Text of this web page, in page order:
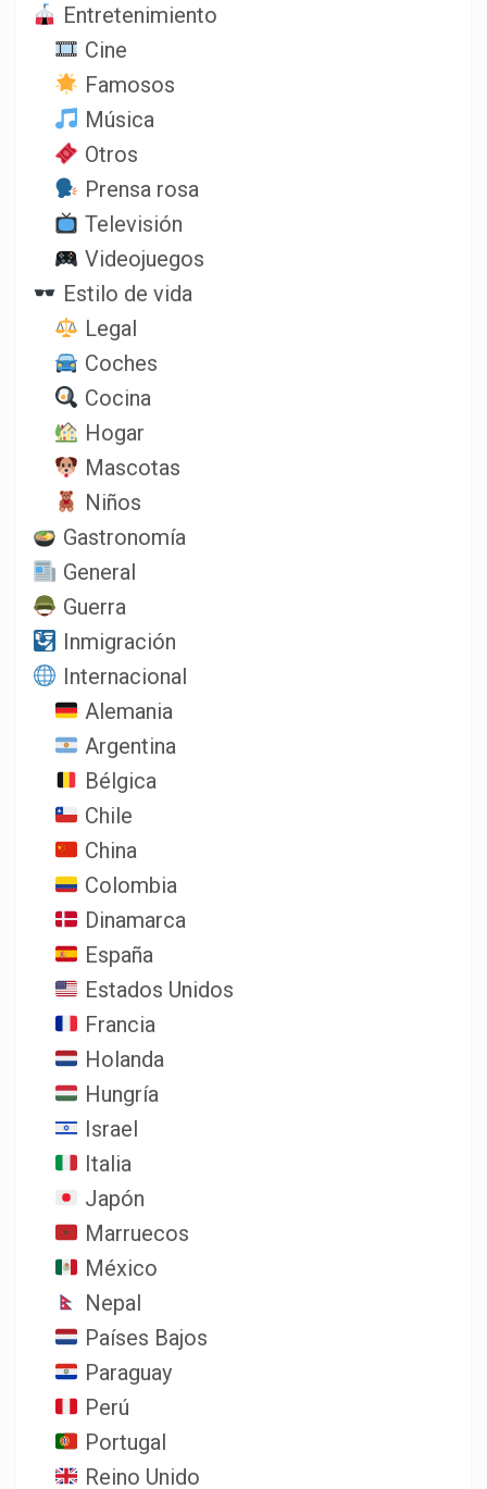
Entretenimiento
Cine
Famosos
Música
Otros
Prensa rosa
Televisión
Videojuegos
Estilo de vida
Legal
Coches
Cocina
Hogar
Mascotas
Niños
Gastronomía
General
Guerra
Inmigración
Internacional
Alemania
Argentina
Bélgica
Chile
China
Colombia
Dinamarca
España
Estados Unidos
Francia
Holanda
Hungría
Israel
Italia
Japón
Marruecos
México
Nepal
Países Bajos
Paraguay
Perú
Portugal
Reino Unido